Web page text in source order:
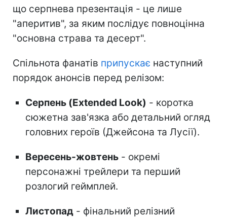
що серпнева презентація - це лише
"аперитив", за яким послідує повноцінна
"основна страва та десерт".
Спільнота фанатів припускає наступний
порядок анонсів перед релізом:
Серпень (Extended Look) - коротка
сюжетна зав'язка або детальний огляд
головних героїв (Джейсона та Лусії).
Вересень-жовтень - окремі
персонажні трейлери та перший
розлогий геймплей.
Листопад - фінальний релізний